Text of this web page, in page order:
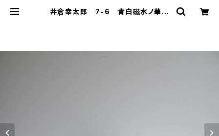
井倉幸太郎 7-6 青白磁水ノ華片